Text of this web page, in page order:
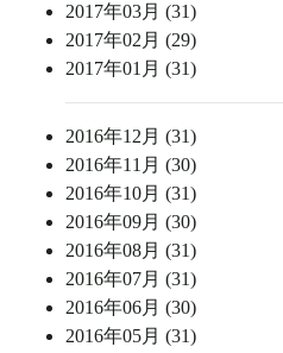
2017年03月 (31)
2017年02月 (29)
2017年01月 (31)
2016年12月 (31)
2016年11月 (30)
2016年10月 (31)
2016年09月 (30)
2016年08月 (31)
2016年07月 (31)
2016年06月 (30)
2016年05月 (31)